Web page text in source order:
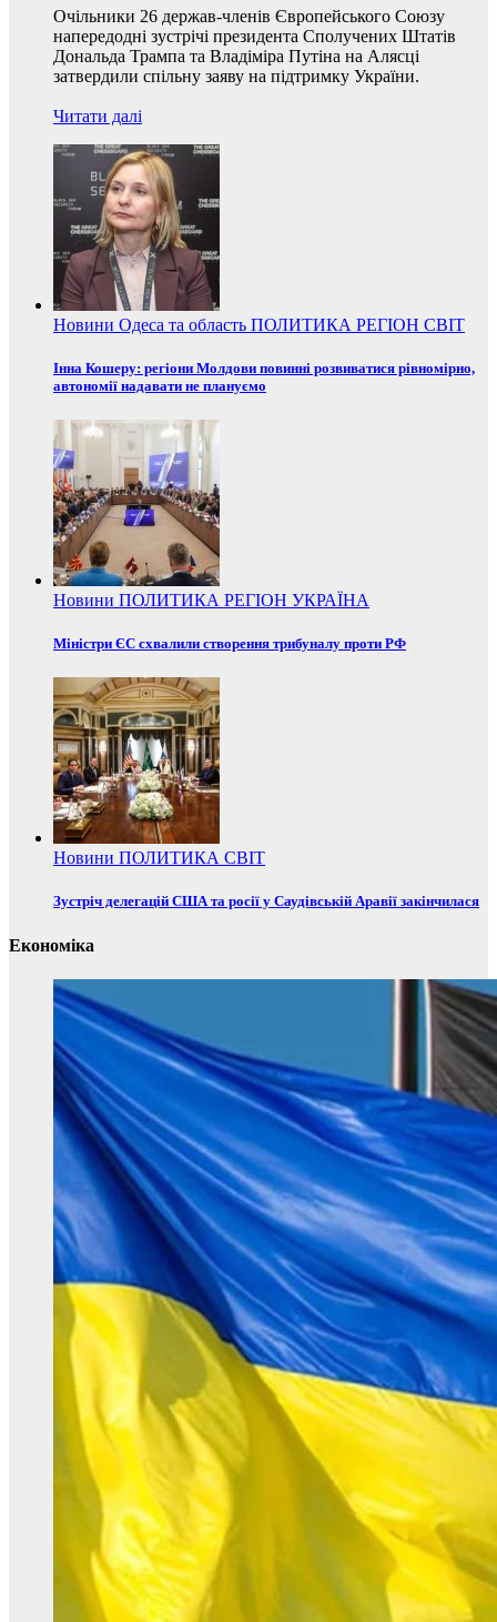
Очільники 26 держав-членів Європейського Союзу
напередодні зустрічі президента Сполучених Штатів
Дональда Трампа та Владіміра Путіна на Алясці
затвердили спільну заяву на підтримку України.
Читати далі
Новини Одеса та область ПОЛИТИКА РЕГІОН СВІТ
Інна Кошеру: регіони Молдови повинні розвиватися рівномірно,
автономії надавати не плануємо
Новини ПОЛИТИКА РЕГІОН УКРАЇНА
Міністри ЄС схвалили створення трибуналу проти РФ
Новини ПОЛИТИКА СВІТ
Зустріч делегацій США та росії у Саудівській Аравії закінчилася
Економіка